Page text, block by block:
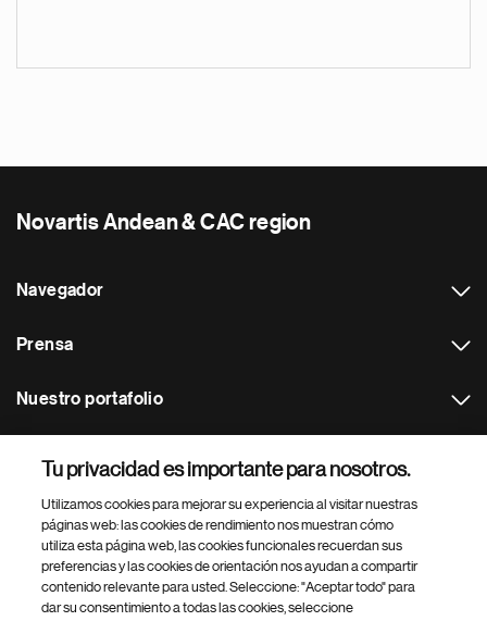
Novartis Andean & CAC region
Navegador
Prensa
Nuestro portafolio
Footer Site Search
Tu privacidad es importante para nosotros.
Utilizamos cookies para mejorar su experiencia al visitar nuestras
páginas web: las cookies de rendimiento nos muestran cómo
utiliza esta página web, las cookies funcionales recuerdan sus
preferencias y las cookies de orientación nos ayudan a compartir
contenido relevante para usted. Seleccione: "Aceptar todo" para
dar su consentimiento a todas las cookies, seleccione